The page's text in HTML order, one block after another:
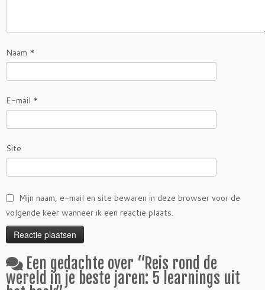
Naam *
E-mail *
Site
Mijn naam, e-mail en site bewaren in deze browser voor de
volgende keer wanneer ik een reactie plaats.
Een gedachte over “Reis rond de
wereld in je beste jaren: 5 learnings uit